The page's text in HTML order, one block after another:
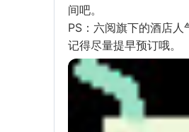
间吧。
PS：六阅旗下的酒店
记得尽量提早预订哦。